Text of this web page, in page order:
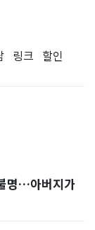
링크 할인
명…아버지가